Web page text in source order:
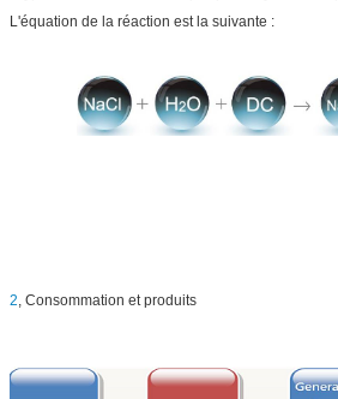
L'équation de la réaction est la suivante :
2, Consommation et produits